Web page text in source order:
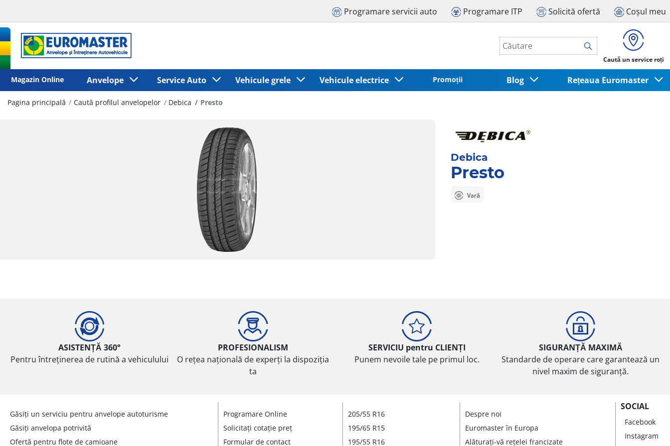
Programare servicii auto Programare ITP Solicită ofertă Coșul meu
Caută un service roți
Magazin Online Anvelope Service Auto Vehicule grele Vehicule electrice Promoții Blog Rețeaua Euromaster
Pagina principală Caută profilul anvelopelor Debica Presto
Debica
Presto
Vară
ASISTENȚĂ 360°
Pentru întreținerea de rutină a vehiculului
PROFESIONALISM
O rețea națională de experți la dispoziția
ta
SERVICIU pentru CLIENȚI
Punem nevoile tale pe primul loc.
SIGURANȚĂ MAXIMĂ
Standarde de operare care garantează un
nivel maxim de siguranță.
Găsiți un serviciu pentru anvelope autoturisme
Găsiți anvelopa potrivită
Ofertă pentru flote de camioane
Programare Online
Solicitați cotație preț
Formular de contact
205/55 R16
195/65 R15
195/55 R16
Despre noi
Euromaster în Europa
Alăturați-vă rețelei francizate
SOCIAL
Facebook
Instagram